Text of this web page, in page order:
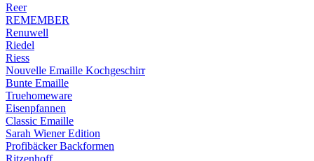
Reer
REMEMBER
Renuwell
Riedel
Riess
Nouvelle Emaille Kochgeschirr
Bunte Emaille
Truehomeware
Eisenpfannen
Classic Emaille
Sarah Wiener Edition
Profibäcker Backformen
Ritzenhoff